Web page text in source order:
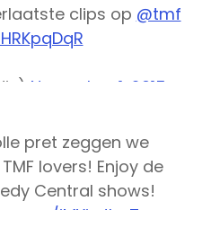
clips op @tmf
November 1, 2015
pret zeggen we
lovers! Enjoy de
Central shows!
jMYipJIzy7